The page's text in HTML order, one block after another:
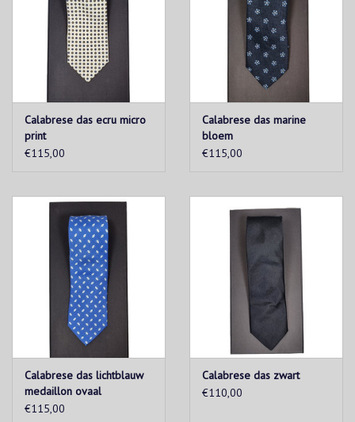
Calabrese das ecru micro
print
€115,00
Calabrese das marine
bloem
€115,00
Calabrese das lichtblauw
medaillon ovaal
€115,00
Calabrese das zwart
€110,00